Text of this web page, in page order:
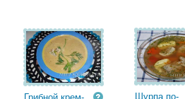
Шурпа по-